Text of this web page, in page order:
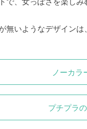
で、女っぽさを楽し
無いようなデザイン
ノーカラ
プチプラ